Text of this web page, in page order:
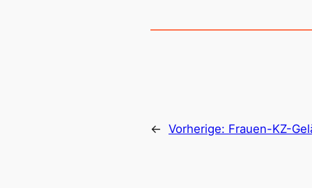
← Vorherige: Frauen-KZ-